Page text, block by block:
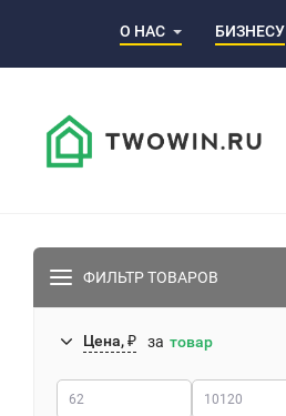
О НАС БИЗНЕСУ
ФИЛЬТР ТОВАРОВ
Цена, ₽ за товар